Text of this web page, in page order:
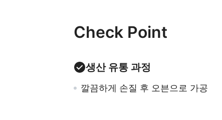
Check Point
생산 유통 과정
깔끔하게 손질 후 오븐으로 가공